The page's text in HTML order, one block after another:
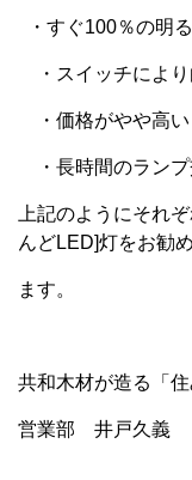
・すぐ100％の明
・スイッチにより
・価格がやや高い
・長時間のランプ
上記のようにそれ
んどLED]灯をお勧
ます。
共和木材が造る「
営業部 井戸久義